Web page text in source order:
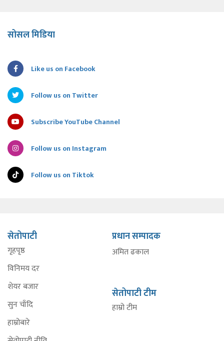
सोसल मिडिया
Like us on Facebook
Follow us on Twitter
Subscribe YouTube Channel
Follow us on Instagram
Follow us on Tiktok
सेतोपाटी
गृहपृष्ठ
विनिमय दर
शेयर बजार
सुन चाँदि
हाम्रोबारे
प्रधान सम्पादक
अमित ढकाल
सेतोपाटी टीम
हाम्रो टीम